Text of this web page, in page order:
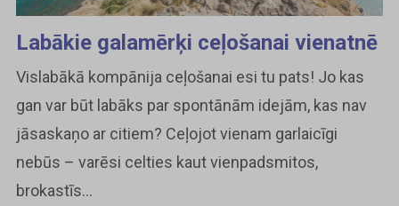
Labākie galamērķi ceļošanai vienatnē
Vislabākā kompānija ceļošanai esi tu pats! Jo kas
gan var būt labāks par spontānām idejām, kas nav
jāsaskaņo ar citiem? Ceļojot vienam garlaicīgi
nebūs – varēsi celties kaut vienpadsmitos,
brokastīs...